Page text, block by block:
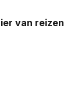
van reizen